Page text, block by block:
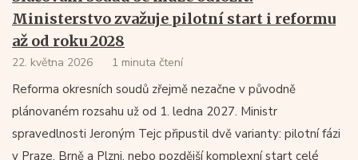
Ministerstvo zvažuje pilotní start i reformu
až od roku 2028
22. května 2026 1 minuta čtení
Reforma okresních soudů zřejmě nezačne v původně
plánovaném rozsahu už od 1. ledna 2027. Ministr
spravedlnosti Jeroným Tejc připustil dvě varianty: pilotní fázi
v Praze, Brně a Plzni, nebo pozdější komplexní start celé